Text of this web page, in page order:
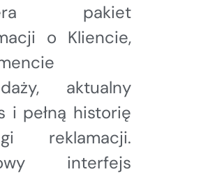
pakiet
o Kliencie,
aktualny
i pełną historię
reklamacji.
interfejs